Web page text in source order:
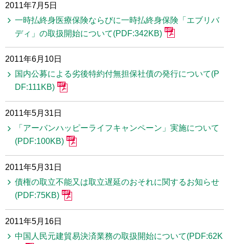
2011年7月5日
一時払終身医療保険ならびに一時払終身保険「エブリバ
ディ」の取扱開始について(PDF:342KB)
2011年6月10日
国内公募による劣後特約付無担保社債の発行について(P
DF:111KB)
2011年5月31日
「アーバンハッピーライフキャンペーン」実施について
(PDF:100KB)
2011年5月31日
債権の取立不能又は取立遅延のおそれに関するお知らせ
(PDF:75KB)
2011年5月16日
中国人民元建貿易決済業務の取扱開始について(PDF:62K